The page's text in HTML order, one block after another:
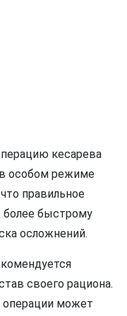
кесарева
в особом режиме
правильное
более быстрому
осложнений.
своего рациона.
операции может